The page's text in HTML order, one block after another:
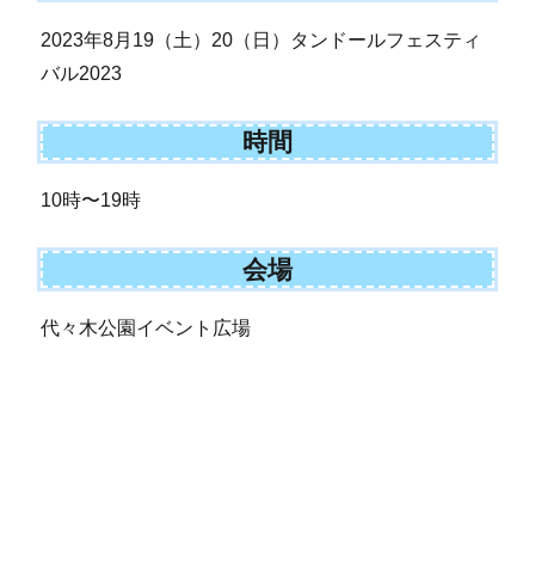
2023年8月19（土）20（日）タンドールフェスティ
バル2023
時間
10時〜19時
会場
代々木公園イベント広場